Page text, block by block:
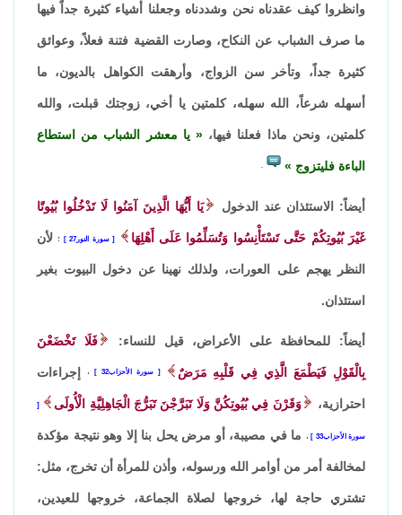
وانظروا كيف عقدناه نحن وشددناه وجعلنا أشياء كثيرة جداً فيها
ما صرف الشباب عن النكاح، وصارت القضية فتنة فعلاً، وعوائق
كثيرة جداً، وتأخر سن الزواج، وأرهقت الكواهل بالديون، ما
أسهله شرعاً، الله سهله، كلمتين يا أخي، زوجتك قبلت، والله
كلمتين، ونحن ماذا فعلنا فيها، يا معشر الشباب من استطاع
الباءة فليتزوج
أيضاً: الاستئذان عند الدخول يَا أَيُّهَا الَّذِينَ آمَنُوا لَا تَدْخُلُوا بُيُوتًا
غَيْرَ بُيُوتِكُمْ حَتَّى تَسْتَأْنِسُوا وَتُسَلِّمُوا عَلَى أَهْلِهَا سورة النور27 ؛لأن
النظر يهجم على العورات، ولذلك نهينا عن دخول البيوت بغير
استئذان.
أيضاً: للمحافظة على الأعراض، قيل للنساء: فَلَا تَخْضَعْنَ
بِالْقَوْلِ فَيَطْمَعَ الَّذِي فِي قَلْبِهِ مَرَضٌ سورة الأحزاب32 ، إجراءات
احترازية، وَقَرْنَ فِي بُيُوتِكُنَّ وَلَا تَبَرَّجْنَ تَبَرُّجَ الْجَاهِلِيَّةِ الْأُولَى
سورة الأحزاب33 ، ما في مصيبة، أو مرض يحل بنا إلا وهو نتيجة مؤكدة
لمخالفة أمر من أوامر الله ورسوله، وأذن للمرأة أن تخرج، مثل:
تشتري حاجة لها، خروجها لصلاة الجماعة، خروجها للعيدين،